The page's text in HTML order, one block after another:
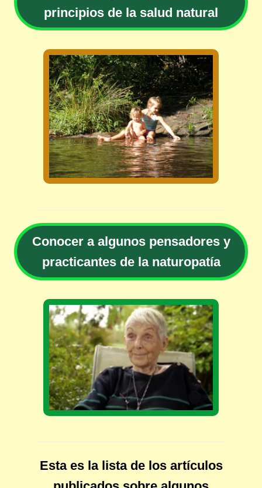
principios de la salud natural
Conocer a algunos pensadores y
practicantes de la naturopatía
Esta es la lista de los artículos